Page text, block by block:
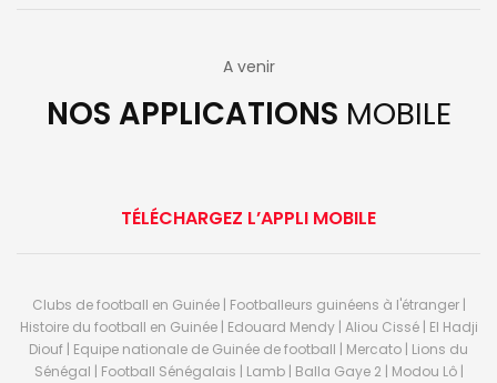
A venir
NOS APPLICATIONS MOBILE
TÉLÉCHARGEZ L’APPLI MOBILE
Clubs de football en Guinée | Footballeurs guinéens à l'étranger |
Histoire du football en Guinée | Edouard Mendy | Aliou Cissé | El Hadji
Diouf | Equipe nationale de Guinée de football | Mercato | Lions du
Sénégal | Football Sénégalais | Lamb | Balla Gaye 2 | Modou Lô |